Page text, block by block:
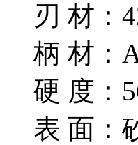
刃 材：
柄 材：
硬 度：
表 面：